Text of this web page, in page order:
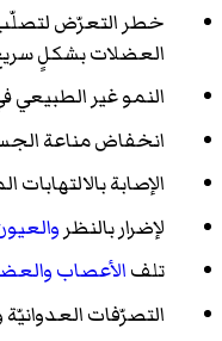
خطر التعرّض لتصلّب
العضلات بشكلٍ
النمو غير
انخفاض مناعة
الإصابة
لإضرار بالنظر
تلفالأعصاب
التصرّفات العدوانيّة